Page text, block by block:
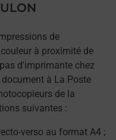
de
à proximité de
d'imprimante chez
à La Poste
de la
suivantes :
verso au format A4 ;